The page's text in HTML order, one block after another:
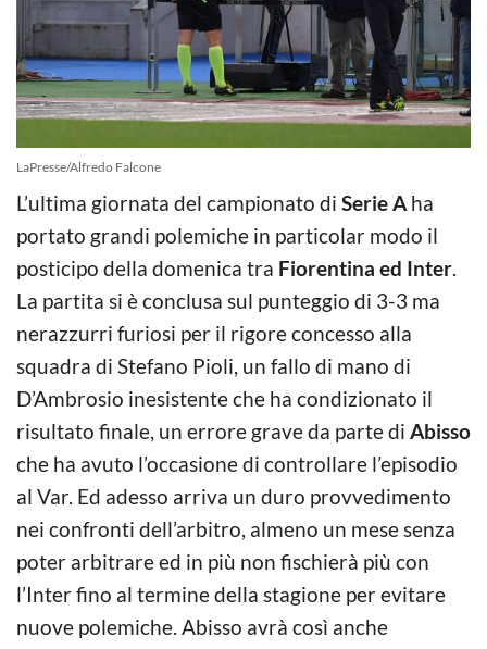
LaPresse/Alfredo Falcone
L’ultima giornata del campionato di Serie A ha
portato grandi polemiche in particolar modo il
posticipo della domenica tra Fiorentina ed Inter.
La partita si è conclusa sul punteggio di 3-3 ma
nerazzurri furiosi per il rigore concesso alla
squadra di Stefano Pioli, un fallo di mano di
D’Ambrosio inesistente che ha condizionato il
risultato finale, un errore grave da parte di Abisso
che ha avuto l’occasione di controllare l’episodio
al Var. Ed adesso arriva un duro provvedimento
nei confronti dell’arbitro, almeno un mese senza
poter arbitrare ed in più non fischierà più con
l’Inter fino al termine della stagione per evitare
nuove polemiche. Abisso avrà così anche